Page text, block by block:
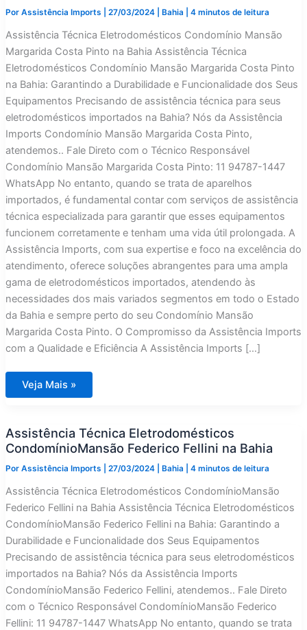
Por Assistência Imports 27/03/2024 Bahia 4 minutos de leitura
Assistência Técnica Eletrodomésticos Condomínio Mansão
Margarida Costa Pinto na Bahia Assistência Técnica
Eletrodomésticos Condomínio Mansão Margarida Costa Pinto
na Bahia: Garantindo a Durabilidade e Funcionalidade dos Seus
Equipamentos Precisando de assistência técnica para seus
eletrodomésticos importados na Bahia? Nós da Assistência
Imports Condomínio Mansão Margarida Costa Pinto,
atendemos.. Fale Direto com o Técnico Responsável
Condomínio Mansão Margarida Costa Pinto: 11 94787-1447
WhatsApp No entanto, quando se trata de aparelhos
importados, é fundamental contar com serviços de assistência
técnica especializada para garantir que esses equipamentos
funcionem corretamente e tenham uma vida útil prolongada. A
Assistência Imports, com sua expertise e foco na excelência do
atendimento, oferece soluções abrangentes para uma ampla
gama de eletrodomésticos importados, atendendo às
necessidades dos mais variados segmentos em todo o Estado
da Bahia e sempre perto do seu Condomínio Mansão
Margarida Costa Pinto. O Compromisso da Assistência Imports
com a Qualidade e Eficiência A Assistência Imports […]
Assistência
Técnica
Margarida
Costa
Pinto
Bahia
Veja Mais »
Assistência Técnica Eletrodomésticos
CondomínioMansão Federico Fellini na Bahia
Por Assistência Imports 27/03/2024 Bahia 4 minutos de leitura
Assistência Técnica Eletrodomésticos CondomínioMansão
Federico Fellini na Bahia Assistência Técnica Eletrodomésticos
CondomínioMansão Federico Fellini na Bahia: Garantindo a
Durabilidade e Funcionalidade dos Seus Equipamentos
Precisando de assistência técnica para seus eletrodomésticos
importados na Bahia? Nós da Assistência Imports
CondomínioMansão Federico Fellini, atendemos.. Fale Direto
com o Técnico Responsável CondomínioMansão Federico
Fellini: 11 94787-1447 WhatsApp No entanto, quando se trata